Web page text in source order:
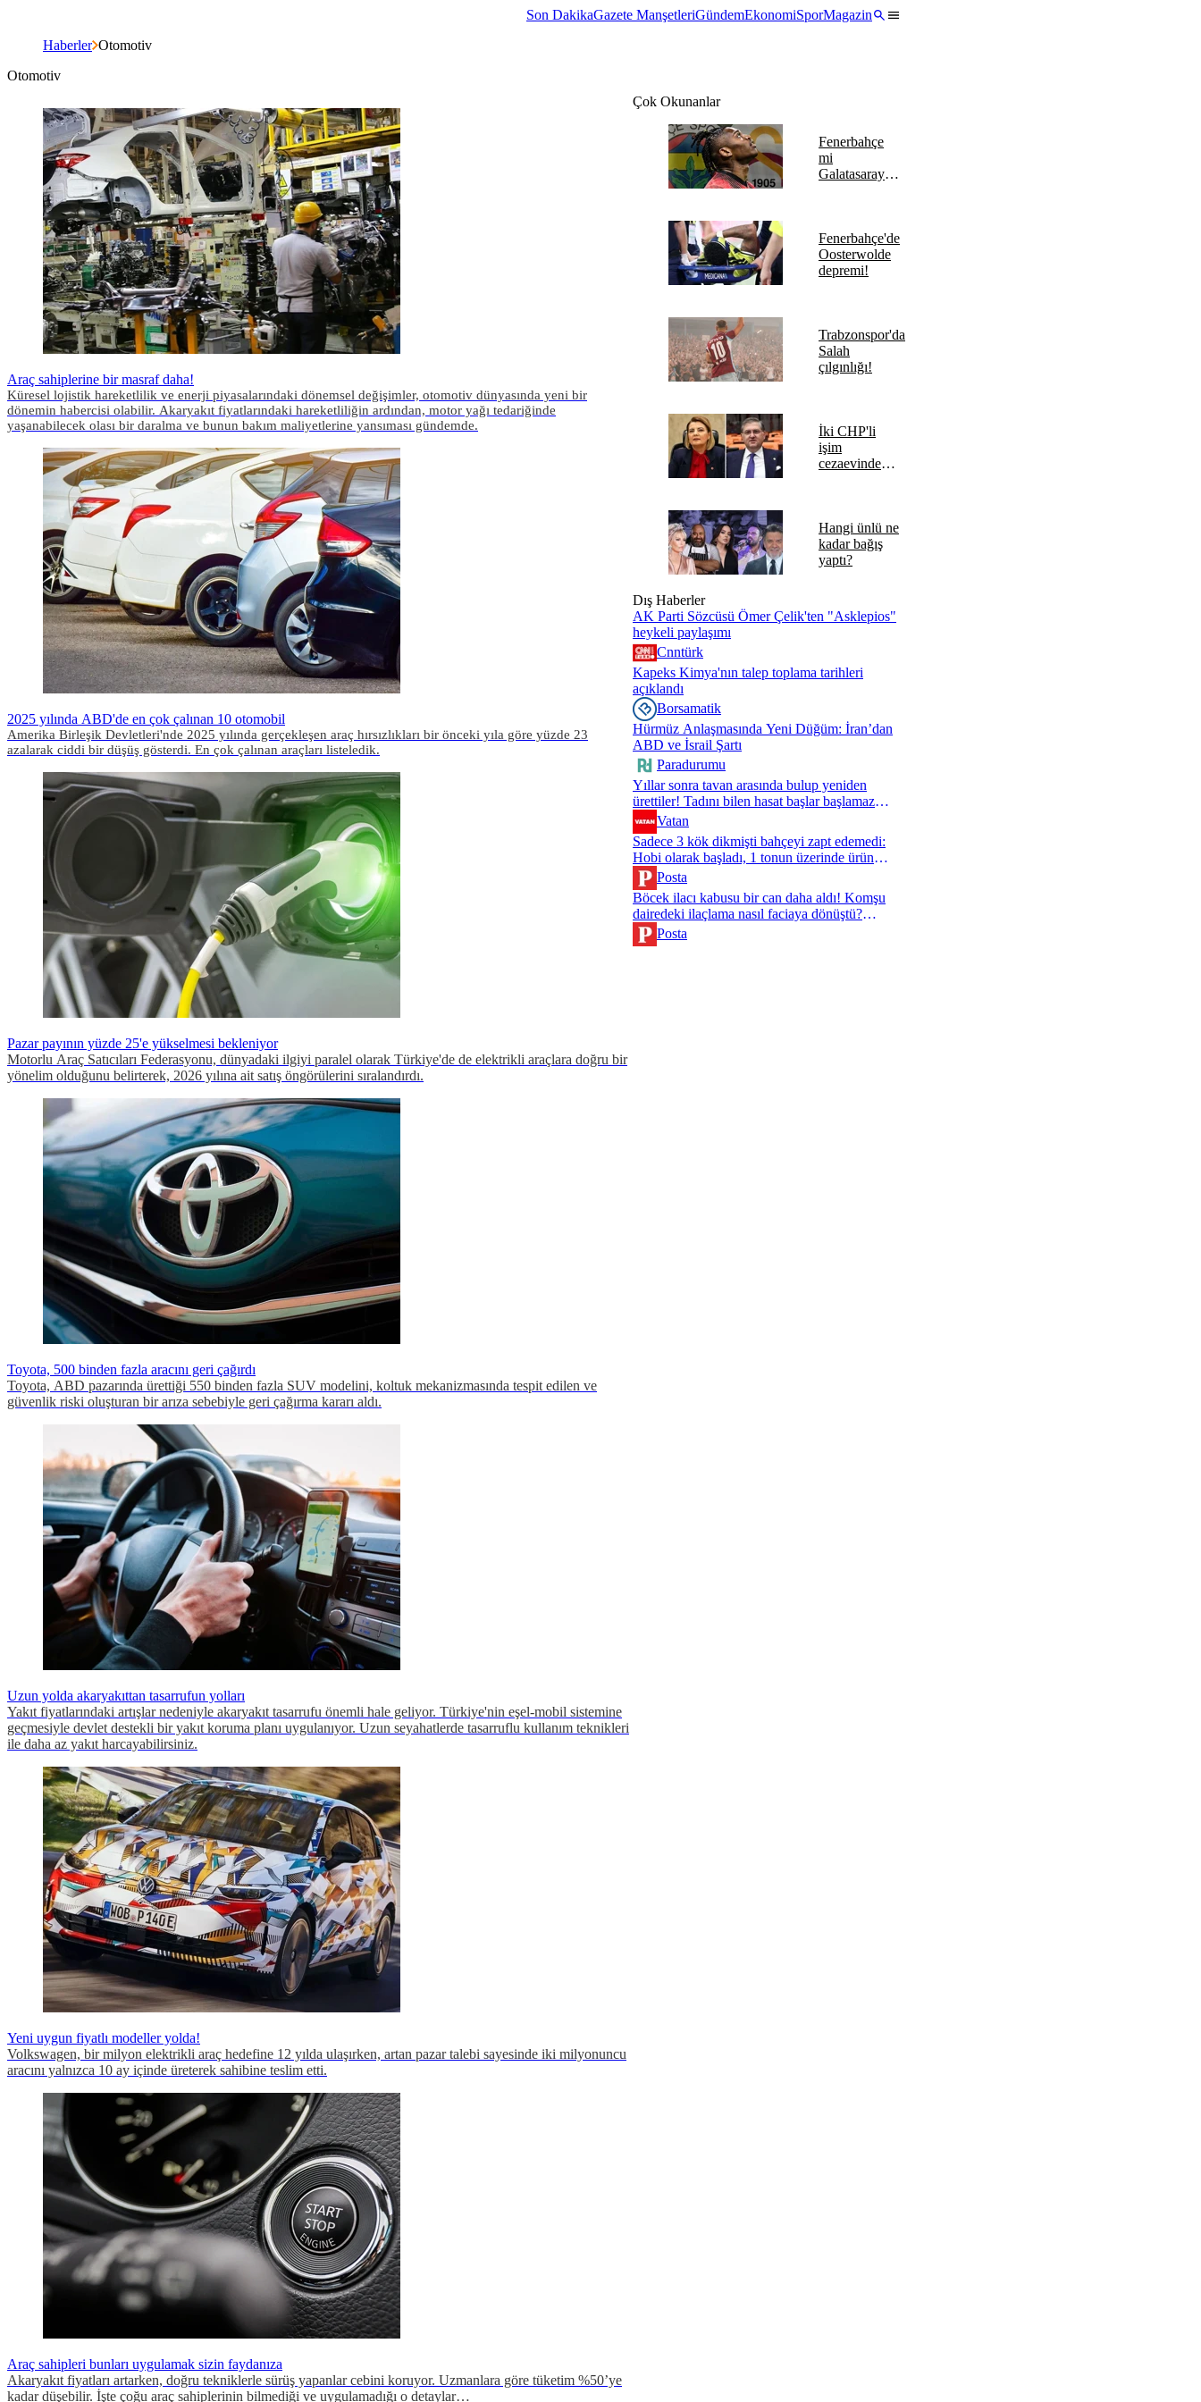
Son DakikaGazete ManşetleriGündemEkonomiSporMagazin
Haberler Otomotiv
Otomotiv
Araç sahiplerine bir masraf daha!
Küresel lojistik hareketlilik ve enerji piyasalarındaki dönemsel değişimler, otomotiv dünyasında yeni bir
dönemin habercisi olabilir. Akaryakıt fiyatlarındaki hareketliliğin ardından, motor yağı tedariğinde
yaşanabilecek olası bir daralma ve bunun bakım maliyetlerine yansıması gündemde.
2025 yılında ABD'de en çok çalınan 10 otomobil
Amerika Birleşik Devletleri'nde 2025 yılında gerçekleşen araç hırsızlıkları bir önceki yıla göre yüzde 23
azalarak ciddi bir düşüş gösterdi. En çok çalınan araçları listeledik.
Pazar payının yüzde 25'e yükselmesi bekleniyor
Motorlu Araç Satıcıları Federasyonu, dünyadaki ilgiyi paralel olarak Türkiye'de de elektrikli araçlara doğru bir
yönelim olduğunu belirterek, 2026 yılına ait satış öngörülerini sıralandırdı.
Toyota, 500 binden fazla aracını geri çağırdı
Toyota, ABD pazarında ürettiği 550 binden fazla SUV modelini, koltuk mekanizmasında tespit edilen ve
güvenlik riski oluşturan bir arıza sebebiyle geri çağırma kararı aldı.
Uzun yolda akaryakıttan tasarrufun yolları
Yakıt fiyatlarındaki artışlar nedeniyle akaryakıt tasarrufu önemli hale geliyor. Türkiye'nin eşel-mobil sistemine
geçmesiyle devlet destekli bir yakıt koruma planı uygulanıyor. Uzun seyahatlerde tasarruflu kullanım teknikleri
ile daha az yakıt harcayabilirsiniz.
Yeni uygun fiyatlı modeller yolda!
Volkswagen, bir milyon elektrikli araç hedefine 12 yılda ulaşırken, artan pazar talebi sayesinde iki milyonuncu
aracını yalnızca 10 ay içinde üreterek sahibine teslim etti.
Araç sahipleri bunları uygulamak sizin faydanıza
Akaryakıt fiyatları artarken, doğru tekniklerle sürüş yapanlar cebini koruyor. Uzmanlara göre tüketim %50’ye
kadar düşebilir. İşte çoğu araç sahiplerinin bilmediği ve uygulamadığı o detaylar…
Çok Okunanlar
Fenerbahçe
mi
Galatasaray
Fenerbahçe'de
Oosterwolde
depremi!
Trabzonspor'da
Salah
çılgınlığı!
İki CHP'li
işim
cezaevinden
Hangi ünlü ne
kadar bağış
yaptı?
Dış Haberler
AK Parti Sözcüsü Ömer Çelik'ten "Asklepios"
heykeli paylaşımı
Cnntürk
Kapeks Kimya'nın talep toplama tarihleri
açıklandı
Borsamatik
Hürmüz Anlaşmasında Yeni Düğüm: İran’dan
ABD ve İsrail Şartı
Paradurumu
Yıllar sonra tavan arasında bulup yeniden
ürettiler! Tadını bilen hasat başlar başlamaz
köye akın ediyor
Vatan
Sadece 3 kök dikmişti bahçeyi zapt edemedi:
Hobi olarak başladı, 1 tonun üzerinde ürün
aldı! Toptancılar peşinde...
Posta
Böcek ilacı kabusu bir can daha aldı! Komşu
dairedeki ilaçlama nasıl faciaya dönüştü?
'Hayat kurtaran kural'
Posta